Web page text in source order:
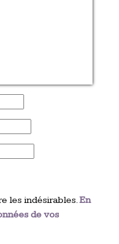
les indésirables.En
de vos